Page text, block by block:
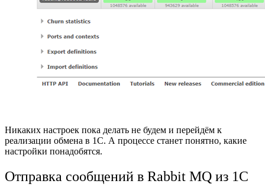
Никаких настроек пока делать не будем и перейдём к
реализации обмена в 1С. А процессе станет понятно, какие
настройки понадобятся.
Отправка сообщений в Rabbit MQ из 1С